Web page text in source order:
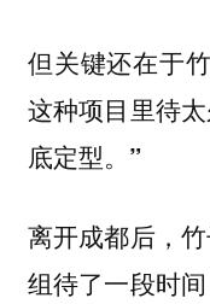
但关键还在于
这种项目里待
底定型。”
离开成都后，
组待了一段时